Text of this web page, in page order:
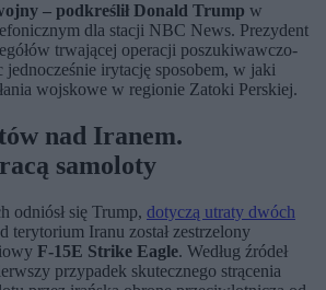
– podkreślił Donald Trump w
dla stacji NBC News. Prezydent
trwającej operacji poszukiwawczo-
irytację sposobem, w jaki
wojskowe w regionie Zatoki Perskiej.
nad Iranem.
samoloty
odniósł się Trump, dotyczą utraty dwóch
terytorium Iranu został zestrzelony
F-15E Strike Eagle. Według źródeł
przypadek skutecznego strącenia